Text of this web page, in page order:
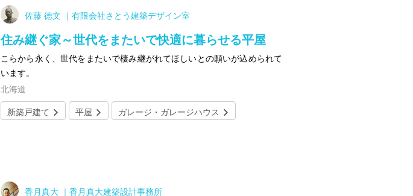
佐藤 徳文 ｜有限会社さとう建築デザイン室
住み継ぐ家～世代をまたいで快適に暮らせる平屋
こらから永く、世代をまたいで棲み継がれてほしいとの願いが込められて
います。
北海道
新築戸建て
平屋 ガレージ・ガレージハウス
香月真大 ｜香月真大建築設計事務所